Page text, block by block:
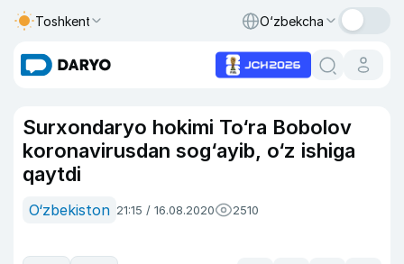
Toshkent O‘zbekcha
Surxondaryo hokimi To‘ra Bobolov
koronavirusdan sog‘ayib, o‘z ishiga
qaytdi
O‘zbekiston 21:15 / 16.08.2020 2510